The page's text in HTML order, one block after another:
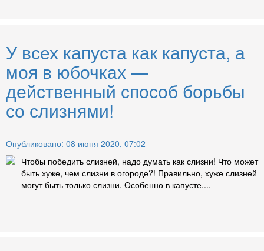
У всех капуста как капуста, а
моя в юбочках —
действенный способ борьбы
со слизнями!
Опубликовано: 08 июня 2020, 07:02
Чтобы победить слизней, надо думать как слизни! Что может
быть хуже, чем слизни в огороде?! Правильно, хуже слизней
могут быть только слизни. Особенно в капусте....